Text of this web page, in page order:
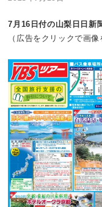
7 月16 日付の山梨日日新
（広告をクリックで画